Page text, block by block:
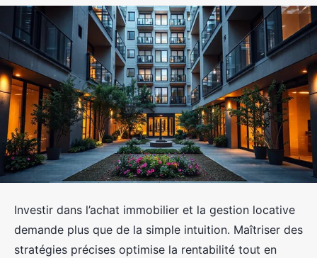
Investir dans l’achat immobilier et la gestion locative
demande plus que de la simple intuition. Maîtriser des
stratégies précises optimise la rentabilité tout en